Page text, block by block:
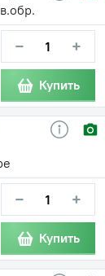
− +
Купить
− +
Купить